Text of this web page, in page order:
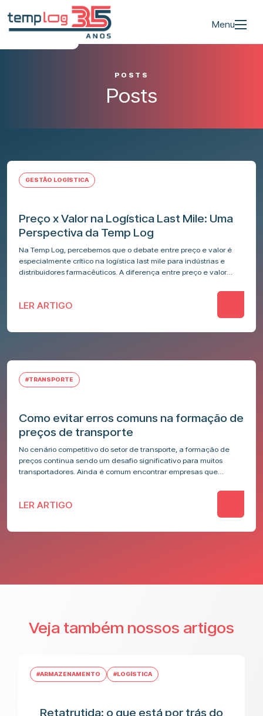
Menu
POSTS
Posts
GESTÃO LOGÍSTICA
Preço x Valor na Logística Last Mile: Uma
Perspectiva da Temp Log
Na Temp Log, percebemos que o debate entre preço e valor é
especialmente crítico na logística last mile para indústrias e
distribuidores farmacêuticos. A diferença entre preço e valor
LER ARTIGO
#TRANSPORTE
Como evitar erros comuns na formação de
preços de transporte
No cenário competitivo do setor de transporte, a formação de
preços continua sendo um desafio significativo para muitos
transportadores. Ainda é comum encontrar empresas que
LER ARTIGO
Veja também nossos artigos
#ARMAZENAMENTO #LOGÍSTICA
Retatrutida: o que está por trás do